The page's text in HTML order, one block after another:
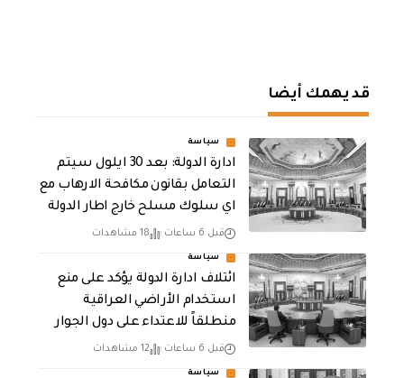
قد يهمك أيضا
سياسة
ادارة الدولة: بعد 30 ايلول سيتم
التعامل بقانون مكافحة الارهاب مع
اي سلوك مسلح خارج اطار الدولة
قبل 6 ساعات 18 مشاهدات
سياسة
ائتلاف ادارة الدولة يؤكد على منع
استخدام الأراضي العراقية
منطلقاً للاعتداء على دول الجوار
قبل 6 ساعات 12 مشاهدات
سياسة